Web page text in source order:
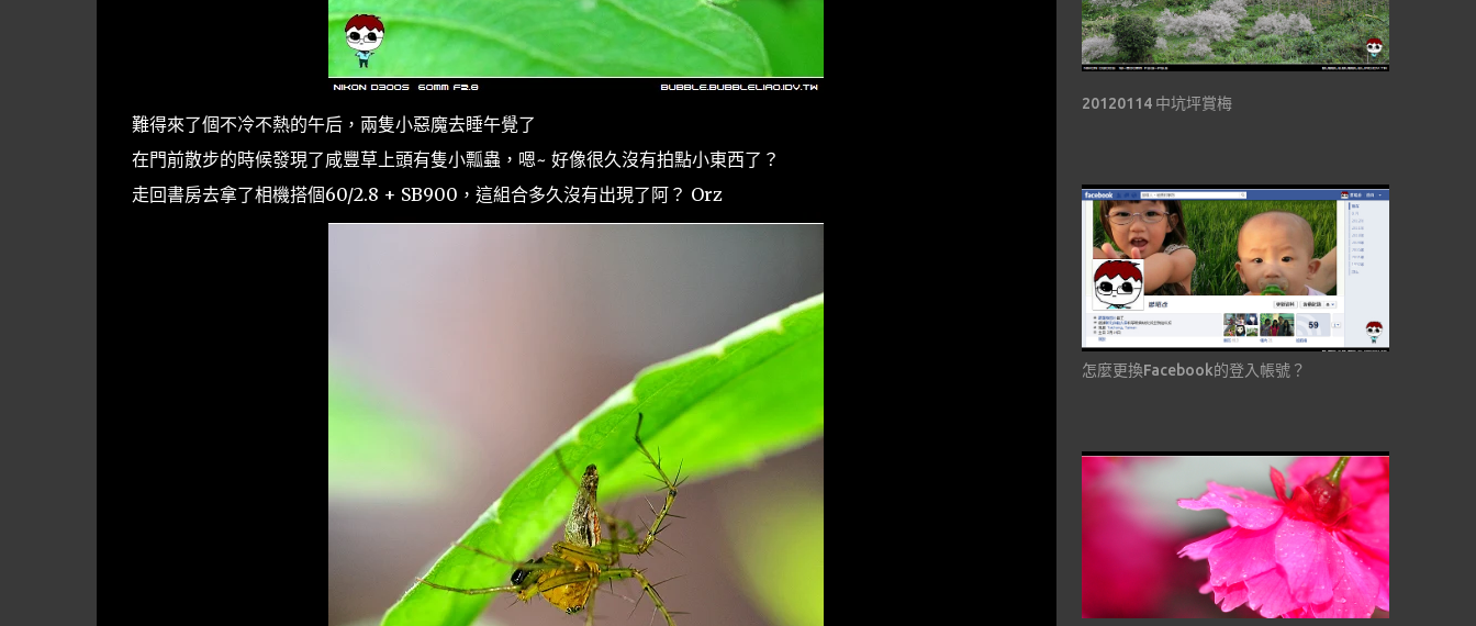
難得來了個不冷不熱的午后，兩隻小惡魔去睡午覺了
在門前散步的時候發現了咸豐草上頭有隻小瓢蟲，嗯~ 好像很久沒有拍點小東西了？
走回書房去拿了相機搭個60/2.8 + SB900，這組合多久沒有出現了阿？ Orz
20120114 中坑坪賞梅
怎麼更換Facebook的登入帳號？